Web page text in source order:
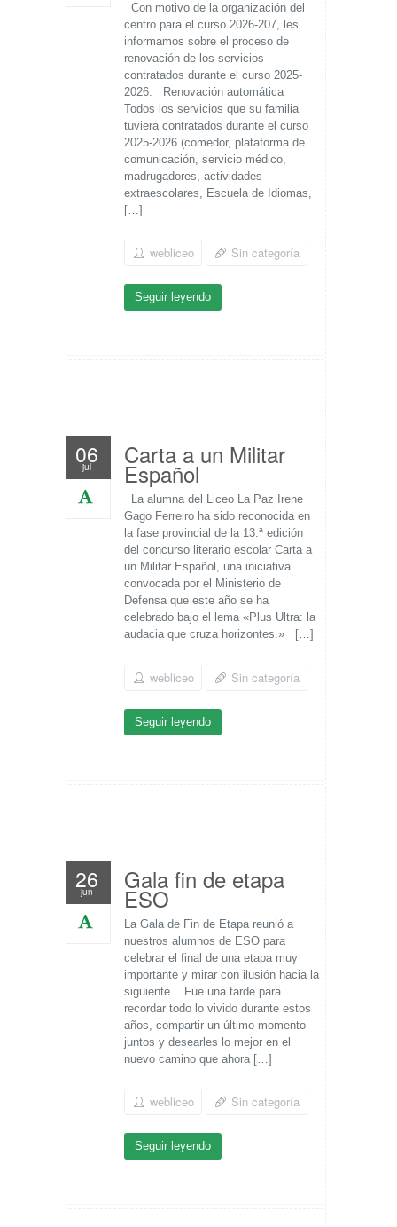
Con motivo de la organización del
centro para el curso 2026-207, les
informamos sobre el proceso de
renovación de los servicios
contratados durante el curso 2025-
2026. Renovación automática
Todos los servicios que su familia
tuviera contratados durante el curso
2025-2026 (comedor, plataforma de
comunicación, servicio médico,
madrugadores, actividades
extraescolares, Escuela de Idiomas,
[…]
webliceo Sin categoría
Seguir leyendo
06
jul Carta a un Militar
Español
La alumna del Liceo La Paz Irene
Gago Ferreiro ha sido reconocida en
la fase provincial de la 13.ª edición
del concurso literario escolar Carta a
un Militar Español, una iniciativa
convocada por el Ministerio de
Defensa que este año se ha
celebrado bajo el lema «Plus Ultra: la
audacia que cruza horizontes.» […]
webliceo Sin categoría
Seguir leyendo
26
jun Gala fin de etapa
ESO
La Gala de Fin de Etapa reunió a
nuestros alumnos de ESO para
celebrar el final de una etapa muy
importante y mirar con ilusión hacia la
siguiente. Fue una tarde para
recordar todo lo vivido durante estos
años, compartir un último momento
juntos y desearles lo mejor en el
nuevo camino que ahora […]
webliceo Sin categoría
Seguir leyendo